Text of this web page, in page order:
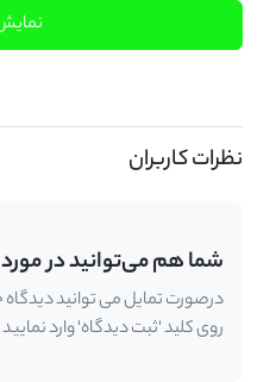
نظرات کاربران
شما هم می‌توانید در
درصورت تمایل می توانید
روی کلید 'ثبت دیدگاه' وارد نمایید